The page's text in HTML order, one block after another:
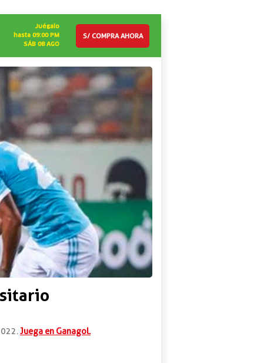
Juégalo
hasta 09:00 PM
SÁB 08 AGO
S/ COMPRA AHORA
Juega en Ganagol.